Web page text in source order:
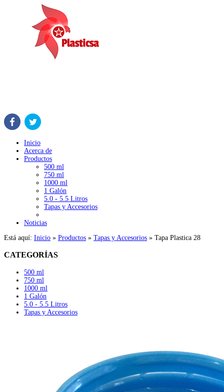
Inicio
Acerca de
Productos
500 ml
750 ml
1000 ml
1 Galón
5.0 - 5.5 Litros
Tapas y Accesorios
Noticias
Está aquí: Inicio » Productos » Tapas y Accesorios » Tapa Plastica 28
CATEGORÍAS
500 ml
750 ml
1000 ml
1 Galón
5.0 - 5.5 Litros
Tapas y Accesorios